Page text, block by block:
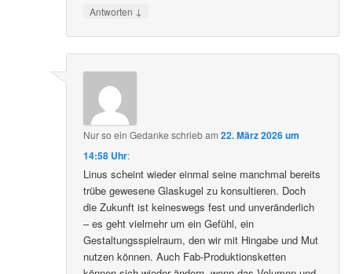
Antworten ↓
Nur so ein Gedanke schriebam22. März 2026 um
14:58 Uhr:
Linus scheint wieder einmal seine manchmal bereits
trübe gewesene Glaskugel zu konsultieren. Doch
die Zukunft ist keineswegs fest und unveränderlich
– es geht vielmehr um ein Gefühl, ein
Gestaltungsspielraum, den wir mit Hingabe und Mut
nutzen können. Auch Fab-Produktionsketten